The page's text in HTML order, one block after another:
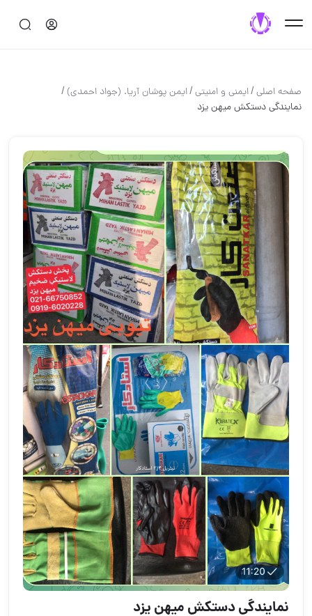
صفحه اصلی/ایمنی و امنیتی/ایمن پوشان آریا. (جواد احمدی)/
نمايندگي دستكش ميهن يزد
نمايندگي دستكش ميهن يزد